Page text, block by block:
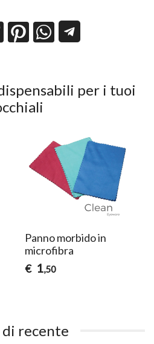
per i tuoi
Panno morbido in
microfibra
€ 1,50
recente